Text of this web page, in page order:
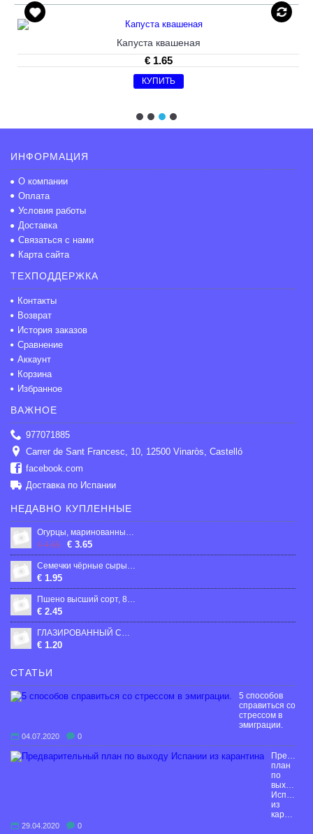
Капуста квашеная
€ 1.65
КУПИТЬ
ИНФОРМАЦИЯ
О компании
Оплата
Условия работы
Доставка
Связаться с нами
Карта сайта
ТЕХПОДДЕРЖКА
Контакты
Возврат
История заказов
Сравнение
Аккаунт
Корзина
Избранное
ВАЖНОЕ
977071885
Carrer de Sant Francesc, 10, 12500 Vinaròs, Castelló
facebook.com
Доставка по Испании
НЕДАВНО КУПЛЕННЫЕ
Огурцы, маринованные "Верес" (чистый вес 385г)
€ 4.65
€ 3.65
Семечки чёрные сырые 300 гр.
€ 1.95
Пшено высший сорт, 800гp
€ 2.45
ГЛАЗИРОВАННЫЙ СЫРОК С КОКОСОМ 26% ВОЛОШКОВЕ ПОЛЕ 36Г
€ 1.20
СТАТЬИ
5 способов
справиться со
стрессом в
эмиграции.
04.07.2020 0
план
по
выходу
Испании
из
карантина
29.04.2020 0